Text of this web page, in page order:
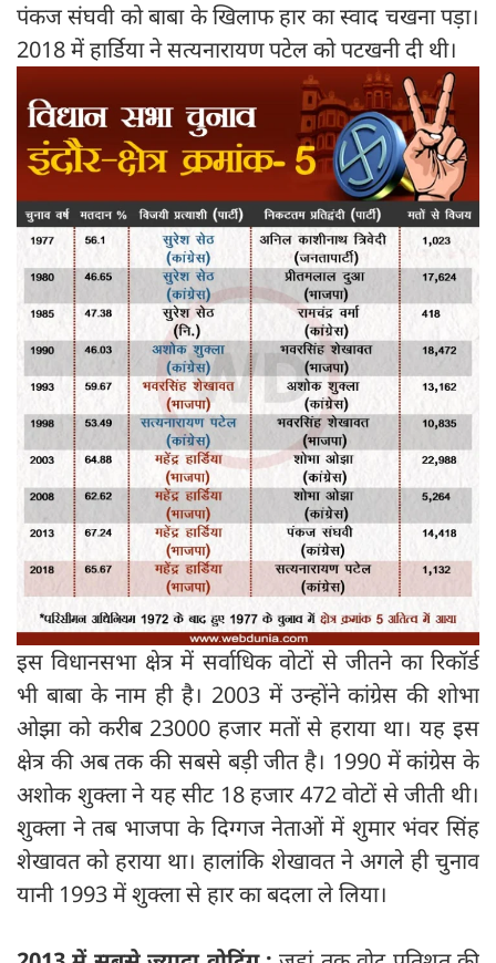
पंकज संघवी को बाबा के खिलाफ हार का स्वाद चखना पड़ा।
2018 में हार्डिया ने सत्यनारायण पटेल को पटखनी दी थी।
इस विधानसभा क्षेत्र में सर्वाधिक वोटों से जीतने का रिकॉर्ड
भी बाबा के नाम ही है। 2003 में उन्होंने कांग्रेस की शोभा
ओझा को करीब 23000 हजार मतों से हराया था। यह इस
क्षेत्र की अब तक की सबसे बड़ी जीत है। 1990 में कांग्रेस के
अशोक शुक्ला ने यह सीट 18 हजार 472 वोटों से जीती थी।
शुक्ला ने तब भाजपा के दिग्गज नेताओं में शुमार भंवर सिंह
शेखावत को हराया था। हालांकि शेखावत ने अगले ही चुनाव
यानी 1993 में शुक्ला से हार का बदला ले लिया।